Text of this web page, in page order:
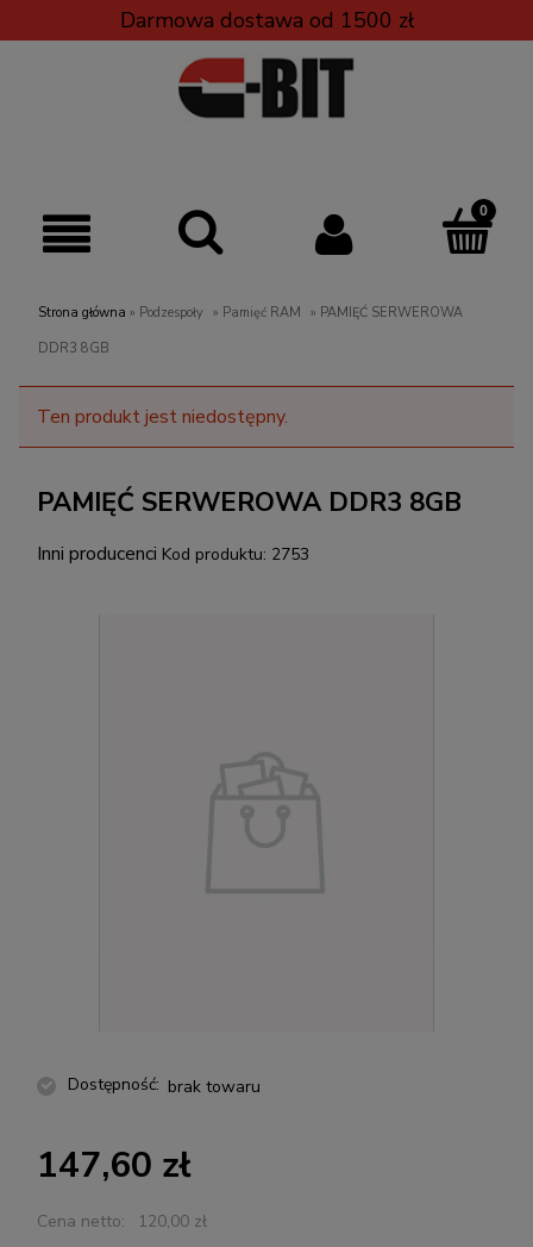
Darmowa dostawa od 1500 zł
Strona główna » Podzespoły » Pamięć RAM » PAMIĘĆ SERWEROWA
DDR3 8GB
Ten produkt jest niedostępny.
PAMIĘĆ SERWEROWA DDR3 8GB
Inni producenci Kod produktu: 2753
Dostępność: brak towaru
147,60 zł
Cena netto: 120,00 zł